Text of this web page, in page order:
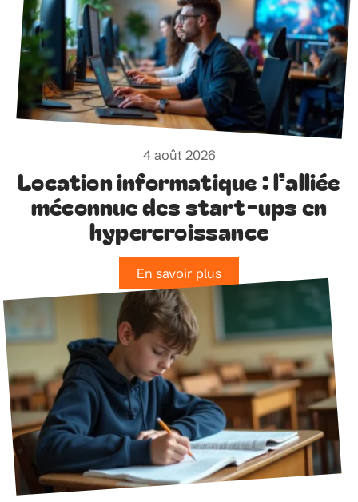
4 août 2026
Location informatique : l’alliée
méconnue des start-ups en
hypercroissance
En savoir plus